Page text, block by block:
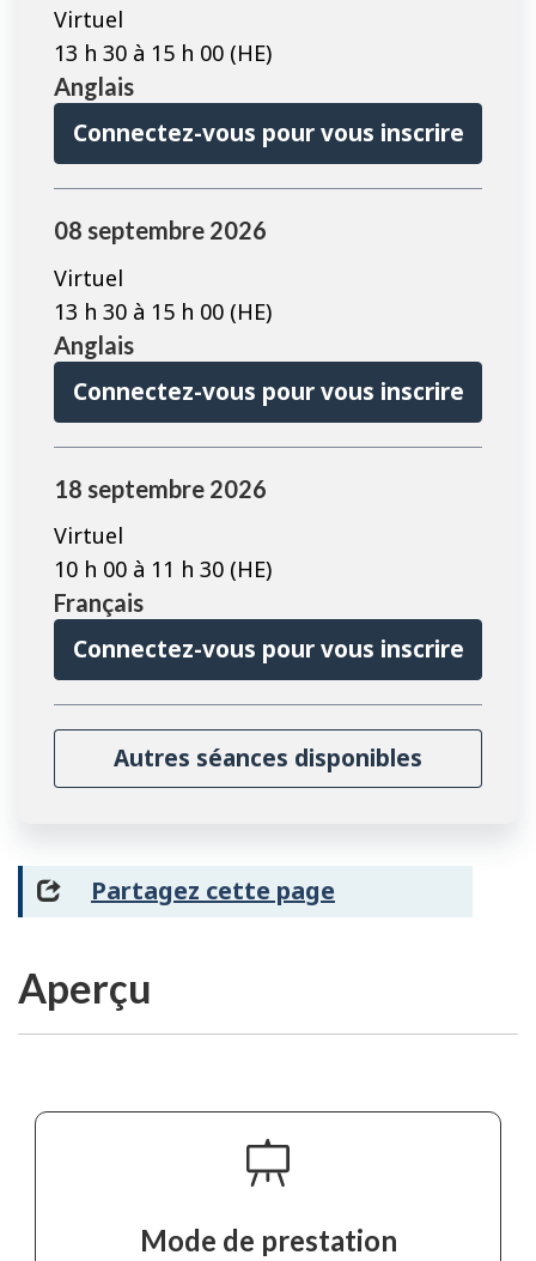
Virtuel
13 h 30 à 15 h 00 (HE)
Anglais
Connectez-vous pour vous inscrire
08 septembre 2026
Virtuel
13 h 30 à 15 h 00 (HE)
Anglais
Connectez-vous pour vous inscrire
18 septembre 2026
Virtuel
10 h 00 à 11 h 30 (HE)
Français
Connectez-vous pour vous inscrire
Autres séances disponibles
Partagez cette page
Aperçu
Mode de prestation